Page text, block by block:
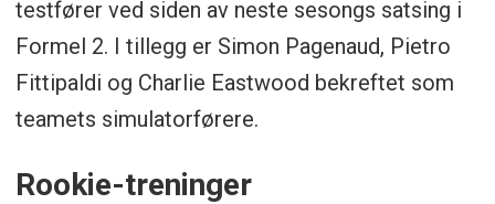
testfører ved siden av neste sesongs satsing i
Formel 2. I tillegg er Simon Pagenaud, Pietro
Fittipaldi og Charlie Eastwood bekreftet som
teamets simulatorførere.
Rookie-treninger